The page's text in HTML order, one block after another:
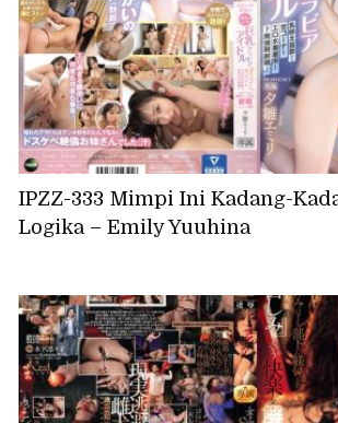
IPZZ-333 Mimpi Ini Kadang-
Logika – Emily Yuuhina